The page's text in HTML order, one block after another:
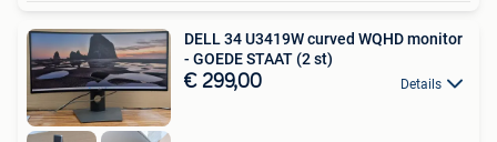
DELL 34 U3419W curved WQHD monitor
- GOEDE STAAT (2 st)
€ 299,00 Details